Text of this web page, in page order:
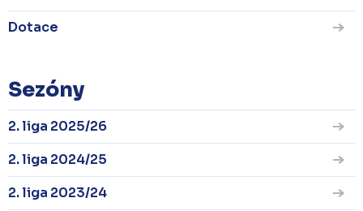
Dotace
Sezóny
2. liga 2025/26
2. liga 2024/25
2. liga 2023/24